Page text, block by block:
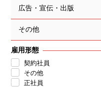
広告・宣伝・出版
その他
雇用形態
契約社員
その他
正社員